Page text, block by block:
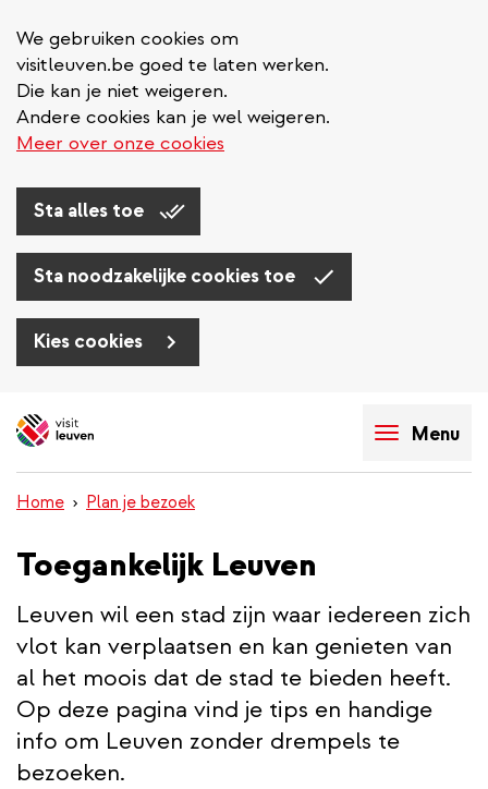
We gebruiken cookies om
visitleuven.be goed te laten werken.
Die kan je niet weigeren.
Andere cookies kan je wel weigeren.
Meer over onze cookies
Sta alles toe
Sta noodzakelijke cookies toe
Kies cookies
en
inhoud
Menu
Home Plan je bezoek
Toegankelijk Leuven
Leuven wil een stad zijn waar iedereen zich
vlot kan verplaatsen en kan genieten van
al het moois dat de stad te bieden heeft.
Op deze pagina vind je tips en handige
info om Leuven zonder drempels te
bezoeken.